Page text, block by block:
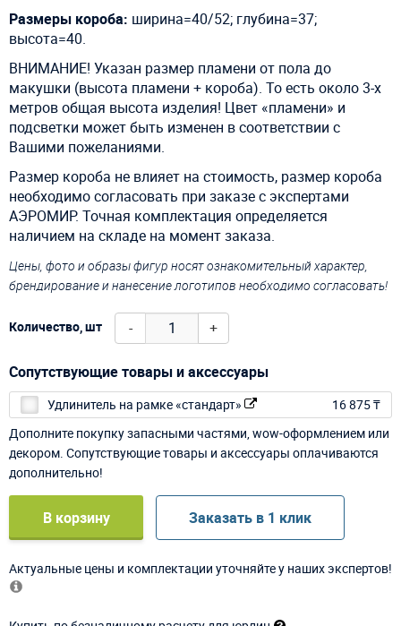
Размеры короба: ширина=40/52; глубина=37;
высота=40.
ВНИМАНИЕ! Указан размер пламени от пола до
макушки (высота пламени + короба). То есть около 3-х
метров общая высота изделия! Цвет «пламени» и
подсветки может быть изменен в соответствии с
Вашими пожеланиями.
Размер короба не влияет на стоимость, размер короба
необходимо согласовать при заказе с экспертами
АЭРОМИР. Точная комплектация определяется
наличием на складе на момент заказа.
Цены, фото и образы фигур носят ознакомительный характер,
брендирование и нанесение логотипов необходимо согласовать!
Количество, шт - +
Сопутствующие товары и аксессуары
Удлинитель на рамке «стандарт»
16 875 ₸
Дополните покупку запасными частями, wow-оформлением или
декором. Сопутствующие товары и аксессуары оплачиваются
дополнительно!
В корзину Заказать в 1 клик
Актуальные цены и комплектации уточняйте у наших экспертов!